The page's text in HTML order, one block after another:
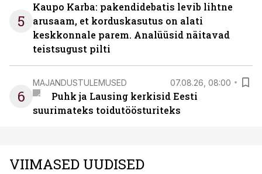
5
Kaupo Karba: pakendidebatis levib lihtne
arusaam, et korduskasutus on alati
keskkonnale parem. Analüüsid näitavad
teistsugust pilti
6
MAJANDUSTULEMUSED 07.08.26, 08:00
Puhk ja Lausing kerkisid Eesti
suurimateks toidutöösturiteks
VIIMASED UUDISED